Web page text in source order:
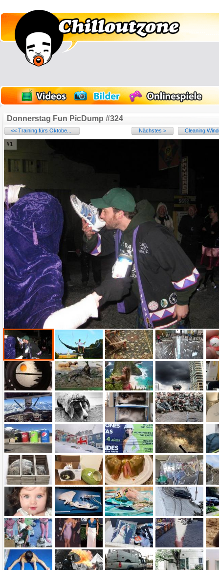
Donnerstag Fun PicDump #324
<< Training fürs Oktobe... Nächstes > Cleaning
#1